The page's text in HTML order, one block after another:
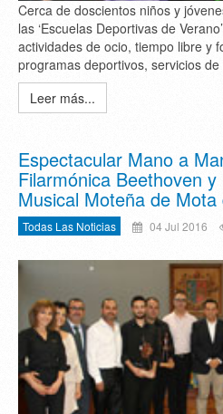
Cerca de doscientos niños y
las ‘Escuelas Deportivas de
actividades de ocio, tiempo libre y
programas deportivos, servicios de
Leer más...
Espectacular Mano a
Filarmónica Beethoven
Musical Moteña de
Todas Las Noticias 04 Jul 2016